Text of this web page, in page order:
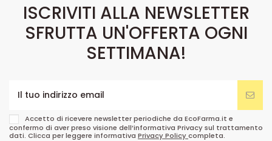
ISCRIVITI ALLA NEWSLETTER
SFRUTTA UN'OFFERTA OGNI
SETTIMANA!
Accetto di ricevere newsletter periodiche da EcoFarma.it e
confermo di aver preso visione dell’informativa Privacy sul trattamento
dati. Clicca per leggere informativa Privacy Policycompleta.